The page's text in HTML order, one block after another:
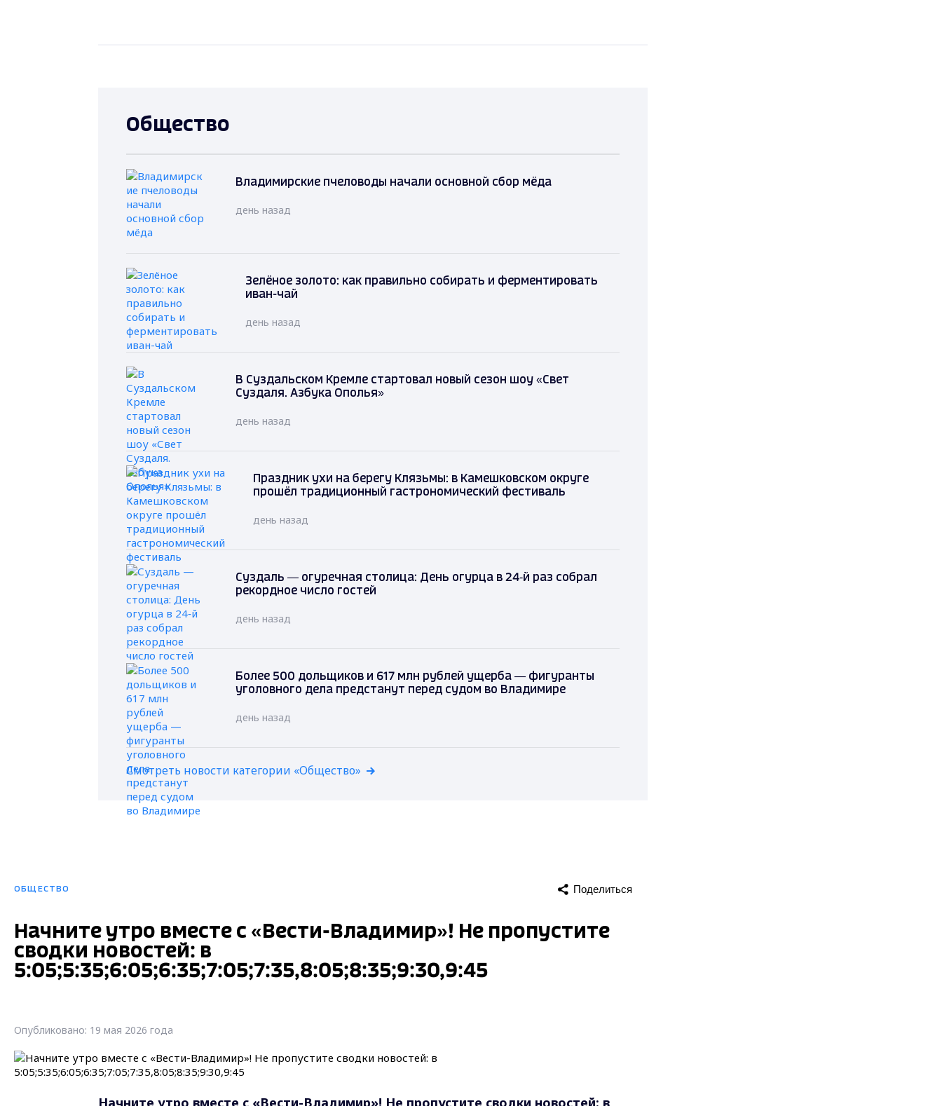
Общество
Владимирские пчеловоды начали основной сбор мёда
день назад
Зелёное золото: как правильно собирать и ферментировать
иван-чай
день назад
В Суздальском Кремле стартовал новый сезон шоу «Свет
Суздаля. Азбука Ополья»
день назад
Праздник ухи на берегу Клязьмы: в Камешковском округе
прошёл традиционный гастрономический фестиваль
день назад
Суздаль — огуречная столица: День огурца в 24‑й раз собрал
рекордное число гостей
день назад
Более 500 дольщиков и 617 млн рублей ущерба — фигуранты
уголовного дела предстанут перед судом во Владимире
день назад
Смотреть новости категории «Общество»
ОБЩЕСТВО Поделиться
Начните утро вместе с «Вести-Владимир»! Не пропустите
сводки новостей: в
5:05;5:35;6:05;6:35;7:05;7:35,8:05;8:35;9:30,9:45
Опубликовано: 19 мая 2026 года
Начните утро вместе с «Вести-Владимир»! Не пропустите сводки новостей: в